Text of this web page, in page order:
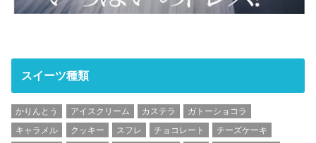
スイーツ種類
かりんとう アイスクリーム カステラ
ガトーショコラ
キャラメル
クッキー スフレ チョコレート
チーズケーキ